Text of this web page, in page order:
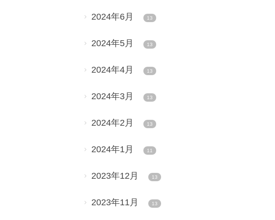
2024年6月 13
2024年5月 13
2024年4月 13
2024年3月 13
2024年2月 13
2024年1月 11
2023年12月 13
2023年11月 13